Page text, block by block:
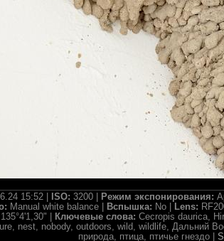
15:52 | ISO: 3200 | Режим экспонирования:
Manual white balance | Вспышка: No | Lens:
| Ключевые слова: Cecropis daurica,
nest, nobody, outdoors, wild, wildlife, Дальний
природа, птица, птичье гнездо |